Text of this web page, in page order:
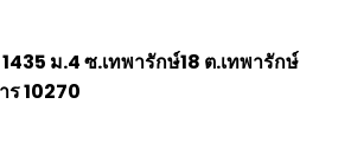
ม.4 ซ.เทพารักษ์18 ต.เทพารักษ์
ร 10270